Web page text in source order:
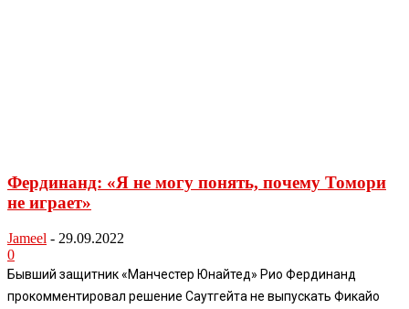
Фердинанд: «Я не могу понять, почему Томори
не играет»
Jameel - 29.09.2022
0
Бывший защитник «Манчестер Юнайтед» Рио Фердинанд
прокомментировал решение Саутгейта не выпускать Фикайо